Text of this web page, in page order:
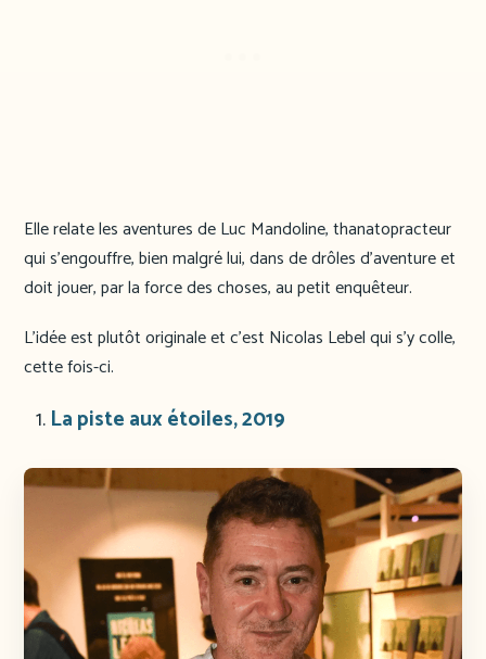
Elle relate les aventures de Luc Mandoline, thanatopracteur
qui s’engouffre, bien malgré lui, dans de drôles d’aventure et
doit jouer, par la force des choses, au petit enquêteur.
L’idée est plutôt originale et c’est Nicolas Lebel qui s’y colle,
cette fois-ci.
La piste aux étoiles, 2019